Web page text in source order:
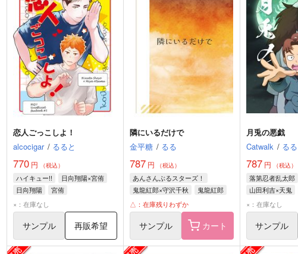
恋人ごっこしよ！
alcocigar / るると
770 円 （税込）
ハイキュー!!
日向翔陽×宮侑
日向翔陽
宮侑
×：在庫なし
サンプル 再販希望
隣にいるだけで
金平糖 / るる
787円 （税込）
あんさんぶるスターズ！
鬼龍紅郎×守沢千秋
鬼龍紅郎
守沢千秋
△：在庫残りわずか
サンプル カート
月兎の悪戯
Catwalk / るる
787円 （税込）
落第忍者乱太郎
山田利吉×天鬼
山田利吉
×：在庫なし
サンプル